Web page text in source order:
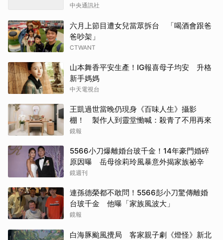
中央通訊社
六月上節目遭女兒當眾拆台 「喝酒會跟爸
爸吵架」
CTWANT
山本舞香平安生產！IG報喜母子均安 升格
新手媽媽
中天電視台
王凱過世當晚仍現身《百味人生》攝影
棚！ 製作人到靈堂慟喊：殺青了不用再來
鏡報
5566小刀爆離婚台玻千金！14年豪門婚碎
原因曝 岳母徐莉玲風暴意外揭家族祕辛
鏡週刊
連孫德榮都不敢問！5566彭小刀驚傳離婚
台玻千金 他曝「家族風波大」
鏡報
白海豚颱風攪局 客家親子劇《燈怪》新北